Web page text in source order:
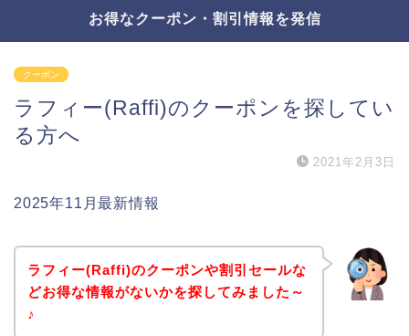
お得なクーポン・割引情報を発信
クーポン
ラフィー(Raffi)のクーポンを探してい
る方へ
2021年2月3日
2025年11月最新情報
ラフィー(Raffi)のクーポンや割引セールな
どお得な情報がないかを探してみました～
♪